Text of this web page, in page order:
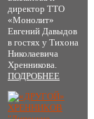
директор ТТО
«Монолит»
Евгений Давыдов
в гостях у Тихона
Николаевича
Хренникова.
ПОДРОБНЕЕ